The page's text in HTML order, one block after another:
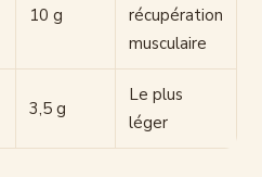
10 g
récupération
musculaire
3,5 g
Le plus
léger